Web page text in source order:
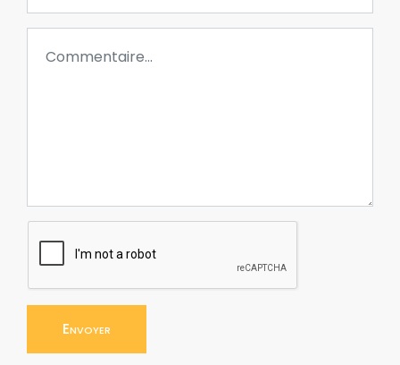
Envoyer